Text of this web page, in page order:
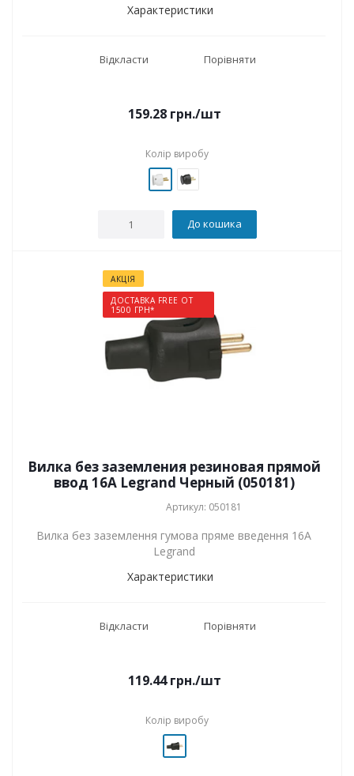
Характеристики
Відкласти Порівняти
159.28грн./шт
Колір виробу
До кошика
АКЦІЯ
ДОСТАВКА FREE ОТ
1500 ГРН*
Вилка без заземления резиновая прямой
ввод 16А Legrand Черный (050181)
Артикул: 050181
Вилка без заземлення гумова пряме введення 16А
Legrand
Характеристики
Відкласти Порівняти
119.44грн./шт
Колір виробу